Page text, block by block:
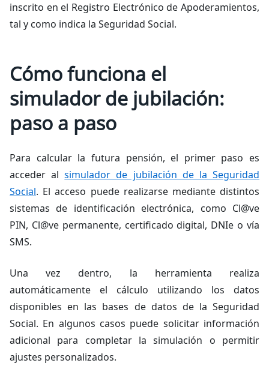
inscrito en el Registro Electrónico de Apoderamientos,
tal y como indica la Seguridad Social.
Cómo funciona el
simulador de jubilación:
paso a paso
Para calcular la futura pensión, el primer paso es
acceder alsimulador de jubilación de la Seguridad
Social. El acceso puede realizarse mediante distintos
sistemas de identificación electrónica, como Cl@ve
PIN, Cl@ve permanente, certificado digital, DNIe o vía
SMS.
Una vez dentro, la herramienta realiza
automáticamente el cálculo utilizando los datos
disponibles en las bases de datos de la Seguridad
Social. En algunos casos puede solicitar información
adicional para completar la simulación o permitir
ajustes personalizados.